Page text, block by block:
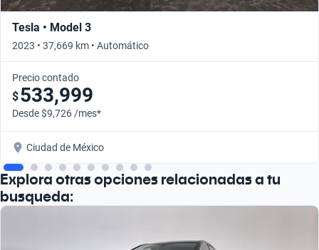
Tesla • Model 3
2023 • 37,669 km • Automático
Precio contado
$533,999
Desde $9,726 /mes*
Ciudad de México
Explora otras opciones relacionadas a tu
busqueda: